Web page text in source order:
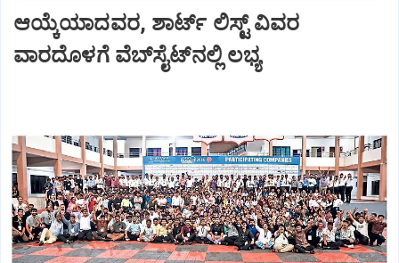
ಆಯ್ಕೆಯಾದವರ, ಶಾರ್ಟ್‌ ಲಿಸ್ಟ್‌ ವಿವರ
ವಾರದೊಳಗೆ ವೆಬ್‌ಸೈಟ್‌ನಲ್ಲಿ ಲಭ್ಯ